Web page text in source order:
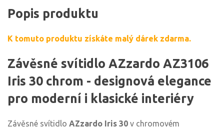
Popis produktu
K tomuto produktu získáte malý dárek zdarma.
Závěsné svítidlo AZzardo AZ3106
Iris 30 chrom - designová elegance
pro moderní i klasické interiéry
Závěsné svítidlo AZzardo Iris 30 v chromovém